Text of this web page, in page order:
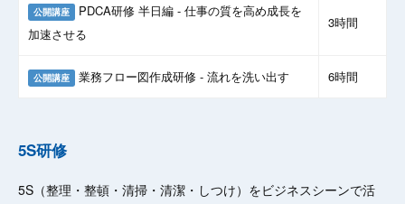
公開講座 PDCA研修 半日編 - 仕事の質を高め成長を
加速させる
3時間
公開講座 業務フロー図作成研修 - 流れを洗い出す 6時間
5S研修
5S（整理・整頓・清掃・清潔・しつけ）をビジネスシーンで活